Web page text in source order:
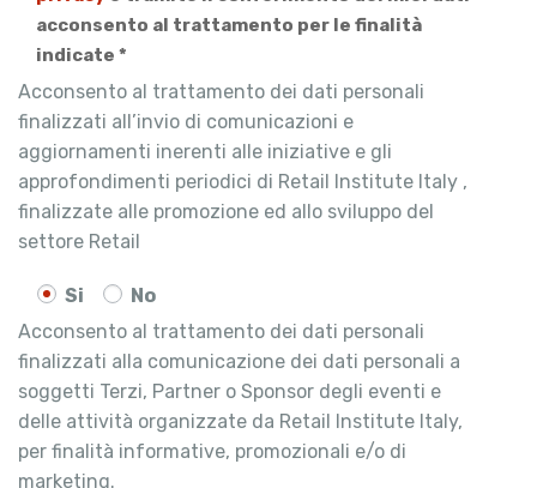
acconsento al trattamento per le finalità
indicate *
Acconsento al trattamento dei dati personali
finalizzati all’invio di comunicazioni e
aggiornamenti inerenti alle iniziative e gli
approfondimenti periodici di Retail Institute Italy ,
finalizzate alle promozione ed allo sviluppo del
settore Retail
Si
No
Acconsento al trattamento dei dati personali
finalizzati alla comunicazione dei dati personali a
soggetti Terzi, Partner o Sponsor degli eventi e
delle attività organizzate da Retail Institute Italy,
per finalità informative, promozionali e/o di
marketing.